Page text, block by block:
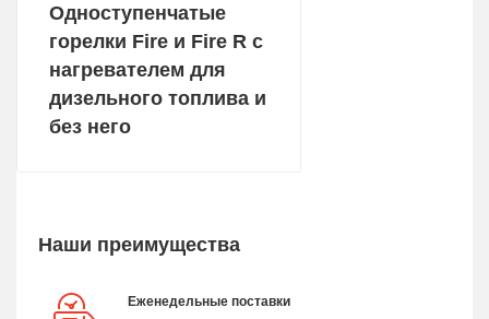
Одноступенчатые
горелки Fire и Fire R с
нагревателем для
дизельного топлива и
без него
Наши преимущества
Еженедельные поставки